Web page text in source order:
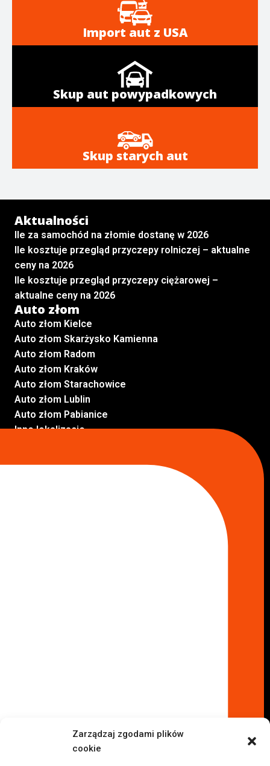
Zarządzaj zgodami plików
cookie
Import aut z USA
Skup aut powypadkowych
Skup starych aut
Aktualności
Ile za samochód na złomie dostanę w 2026
Ile kosztuje przegląd przyczepy rolniczej – aktualne
ceny na 2026
Ile kosztuje przegląd przyczepy ciężarowej –
aktualne ceny na 2026
Auto złom
Auto złom Kielce
Auto złom Skarżysko Kamienna
Auto złom Radom
Auto złom Kraków
Auto złom Starachowice
Auto złom Lublin
Auto złom Pabianice
Inne lokalizacje
Inne Lokalizacje